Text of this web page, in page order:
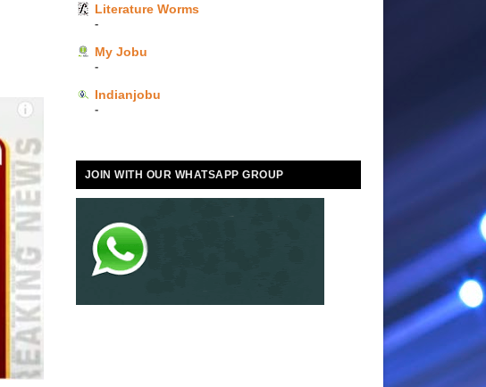
Literature Worms
-
My Jobu
-
Indianjobu
-
JOIN WITH OUR WHATSAPP GROUP